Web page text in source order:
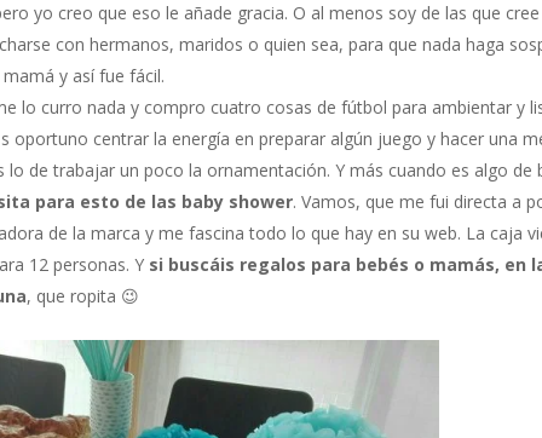
yo creo que eso le añade gracia. O al menos soy de las que
con hermanos, maridos o quien sea, para que nada haga
y así fue fácil.
lo curro nada y compro cuatro cosas de fútbol para ambientar y
centrar la energía en preparar algún juego y hacer una
de trabajar un poco la ornamentación. Y más cuando es algo de
para esto de las baby shower. Vamos, que me fui directa a
de la marca y me fascina todo lo que hay en su web. La caja
12 personas. Y si buscáis regalos para bebés o mamás, en
, que ropita 😉